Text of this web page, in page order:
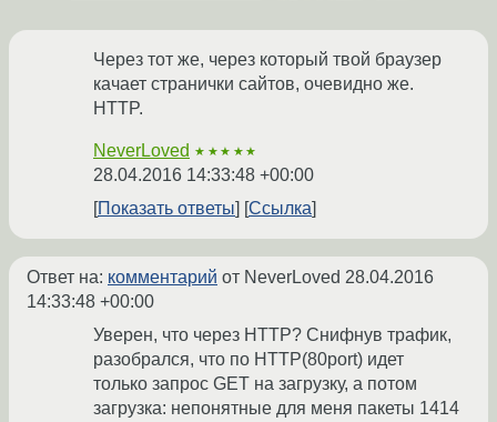
Через тот же, через который твой браузер
качает странички сайтов, очевидно же.
HTTP.
NeverLoved ★★★★★
28.04.2016 14:33:48 +00:00
Показать ответы
Ссылка
Ответ на: комментарий от NeverLoved 28.04.2016
14:33:48 +00:00
Уверен, что через HTTP? Снифнув трафик,
разобрался, что по HTTP(80port) идет
только запрос GET на загрузку, а потом
загрузка: непонятные для меня пакеты 1414